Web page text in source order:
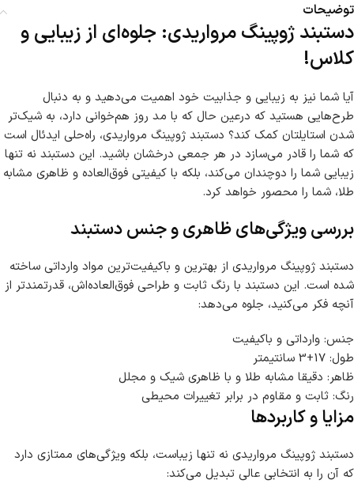
توضیحات
دستبند ژوپینگ مرواریدی: جلوه‌ای از زیبایی و
کلاس!
آیا شما نیز به زیبایی و جذابیت خود اهمیت می‌دهید و به دنبال
طرح‌هایی هستید که درعین حال که با مد روز هم‌خوانی دارد، به شیک‌تر
شدن استایلتان کمک کند؟ دستبند ژوپینگ مرواریدی، راه‌حلی ایدئال است
که شما را قادر می‌سازد در هر جمعی درخشان باشید. این دستبند نه تنها
زیبایی شما را دوچندان می‌کند، بلکه با کیفیتی فوق‌العاده و ظاهری مشابه
طلا، شما را محصور خواهد کرد.
بررسی ویژگی‌های ظاهری و جنس دستبند
دستبند ژوپینگ مرواریدی از بهترین و باکیفیت‌ترین مواد وارداتی ساخته
شده است. این دستبند با رنگ ثابت و طراحی فوق‌العاده‌اش، قدرتمند‌تر از
آنچه فکر می‌کنید، جلوه می‌دهد:
جنس: وارداتی و باکیفیت
طول: 17+3 سانتیمتر
ظاهر: دقیقا مشابه طلا و با ظاهری شیک و مجلل
رنگ: ثابت و مقاوم در برابر تغییرات محیطی
مزایا و کاربردها
دستبند ژوپینگ مرواریدی نه تنها زیباست، بلکه ویژگی‌های ممتازی دارد
که آن را به انتخابی عالی تبدیل می‌کند: